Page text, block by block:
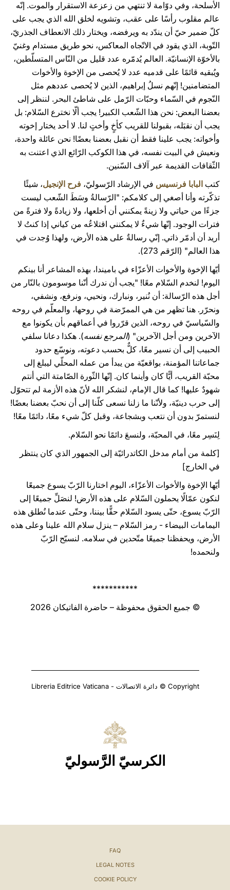
الأسلحة، وفي دوّامة لا تنتهي من زعزعة الاستقرار والموت. إنّه
عالم مقلوب رأسًا على عقب، وتشويه لخلق الله الذي يجب على
كلّ ضمير حيّ أن يندّد به ويرفضه، ويختار ذلك الانعطاف الجذريّ،
التّوبة، الذي يقود في الاتّجاه المعاكس، نحو طريق مستدام وغنيّ
بالأخوّة الإنسانيّة. العالم يُدمّره عدد قليل من النّاس المتسلّطين،
ويُبقيه قائمًا على قدميه عدد لا يُحصى من الإخوة والأخوات
المتضامنين! إنّهم نسلُ إبراهيم، الذين لا يُحصى عددهم مثل
النّجوم في السّماء وحبّات الرّمل على شاطئ البحر. لننظر إلى
بعضنا البعض: نحن هذا الشّعب الكبير! يجب ألّا نخترع السّلام: بل
يجب أن نقبَله، بقبولنا للقريب كأخٍ وأختٍ لنا. لا أحد يختار إخوته
وأخواته: يجب علينا فقط أن نقبل بعضنا بعضًا! نحن عائلة واحدة،
ونعيش في البيت نفسه، في هذا الكوكب الرّائع الذي اعتنت به
الثّقافات القديمة عبر آلاف السّنين.
كتب البابا فرنسيس في الإرشاد الرّسوليّ، فرح الإنجيل، شيئًا
تذكّرته وأنا أصغي إلى كلامكم: "الرّسالةُ وسَطَ الشّعب ليست
جزءًا من حياتي ولا زينةً يمكنني أن أخلعها، ولا زيادةً ولا فترةً من
فترات الوجود. إنّها شيءٌ لا يمكنني اقتلاعُه من كياني إذا كنتُ لا
أريد أن أدمّر ذاتي. إنّي رسالةٌ على هذه الأرض، ولهذا وُجدت في
هذا العالم" (الرّقم 273).
أيّها الإخوة والأخوات الأعزّاء في باميندا، بهذه المشاعر أنا بينكم
اليوم! لنخدم السّلام معًا! "يجب أن ندرك أنّنا موسومون بالنّار من
أجل هذه الرّسالة: أن نُنير، ونبارك، ونحيي، ونرفع، ونشفي،
ونحرّر. هنا تظهر من هي الممرّضة في روحها، والمعلّم في روحه
والسّياسيّ في روحه، الذين قرّروا في أعماقهم بأن يكونوا مع
الآخرين ومن أجل الآخرين" (المرجع نفسه). هكذا دعانا سلفي
الحبيب إلى أن نسير معًا، كلٌّ بحسب دعوته، ونوسّع حدود
جماعاتنا المؤمنة، بواقعيّة من يبدأ من عمله المحلّي ليبلغ إلى
محبّة القريب، أيًّا كان وأينما كان. إنّها الثّورة الصّامتة التي أنتم
شهودٌ عليها! كما قال الإمام، لنشكر الله لأنّ هذه الأزمة لم تتحوّل
إلى حرب دينيّة، ولأنّنا ما زلنا نسعى كلّنا إلى أن نحبّ بعضنا بعضًا!
لنستمرّ بدون أن نتعب وبشجاعة، وقبل كلّ شيء معًا، دائمًا معًا!
لِنَسِر معًا، في المحبّة، ولنسعَ دائمًا نحو السّلام.
[كلمة من أمام مدخل الكاتدرائيّة إلى الجمهور الذي كان ينتظر
في الخارج]
أيّها الإخوة والأخوات الأعزّاء، اليوم اختارنا الرّبّ يسوع جميعًا
لنكون عمّالًا يحملون السّلام على هذه الأرض! لنصَلِّ جميعًا إلى
الرّبّ يسوع، حتّى يسود السّلام حقًّا بيننا، وحتّى عندما نُطلق هذه
اليمامات البيضاء - رمز السّلام – ينزل سلام الله علينا وعلى هذه
الأرض، ويحفظنا جميعًا متّحدين في سلامه. لنسبّح الرّبّ
ولنحمده!
***********
© جميع الحقوق محفوظة – حاضرة الفاتيكان 2026
Copyright © دائرة الاتصالات - Libreria Editrice Vaticana
الكرسيّ الرَّسوليّ
FAQ
LEGAL NOTES
COOKIE POLICY